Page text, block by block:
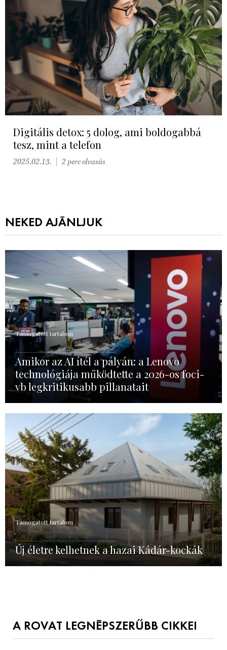
Digitális detox: 5 dolog, ami boldogabbá
tesz, mint a telefon
2025.02.13. 2 perc olvasás
NEKED AJÁNLJUK
Támogatott tartalom
Amikor az AI ítél a pályán: a Lenovo
technológiája működtette a 2026-os foci-
vb legkritikusabb pillanatait
Támogatott tartalom
Új életre kelhetnek a hazai Kádár-kockák
A ROVAT LEGNÉPSZERŰBB CIKKEI